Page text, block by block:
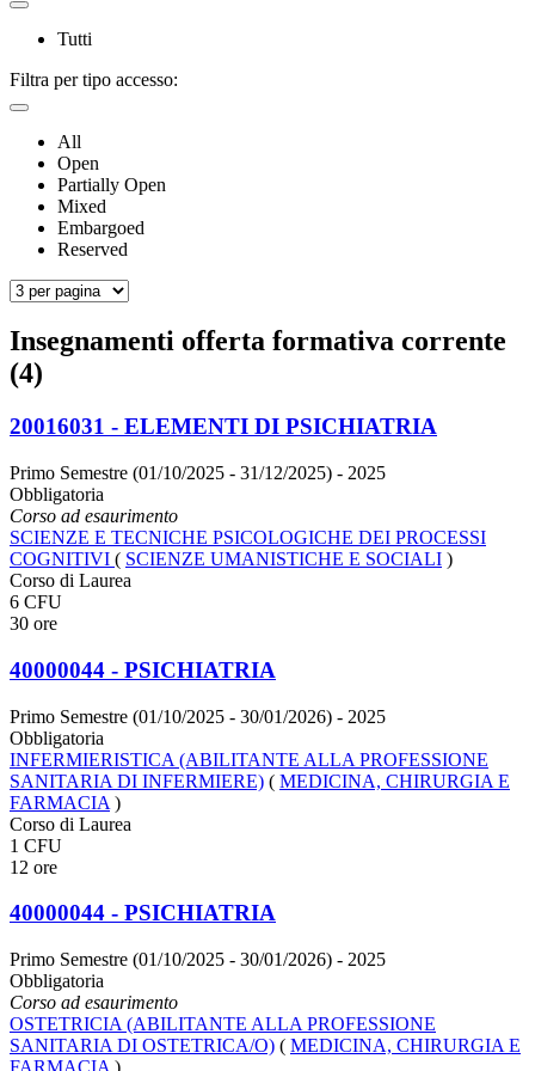
Tutti
Filtra per tipo accesso:
All
Open
Partially Open
Mixed
Embargoed
Reserved
Insegnamenti offerta formativa corrente
(4)
20016031 - ELEMENTI DI PSICHIATRIA
Primo Semestre (01/10/2025 - 31/12/2025) - 2025
Obbligatoria
Corso ad esaurimento
SCIENZE E TECNICHE PSICOLOGICHE DEI PROCESSI
COGNITIVI ( SCIENZE UMANISTICHE E SOCIALI )
Corso di Laurea
6 CFU
30 ore
40000044 - PSICHIATRIA
Primo Semestre (01/10/2025 - 30/01/2026) - 2025
Obbligatoria
INFERMIERISTICA (ABILITANTE ALLA PROFESSIONE
SANITARIA DI INFERMIERE) ( MEDICINA, CHIRURGIA E
FARMACIA )
Corso di Laurea
1 CFU
12 ore
40000044 - PSICHIATRIA
Primo Semestre (01/10/2025 - 30/01/2026) - 2025
Obbligatoria
Corso ad esaurimento
OSTETRICIA (ABILITANTE ALLA PROFESSIONE
SANITARIA DI OSTETRICA/O) ( MEDICINA, CHIRURGIA E
FARMACIA )